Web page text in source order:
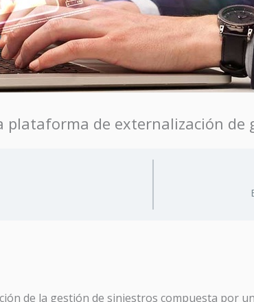
de externalización de
de la gestión de siniestros compuesta por